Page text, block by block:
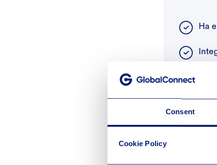
Consent
Cookie Policy
Ha